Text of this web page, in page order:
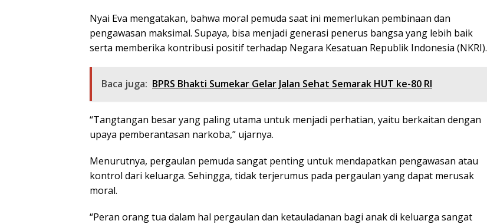
Nyai Eva mengatakan, bahwa moral pemuda saat ini memerlukan pembinaan dan
pengawasan maksimal. Supaya, bisa menjadi generasi penerus bangsa yang lebih baik
serta memberika kontribusi positif terhadap Negara Kesatuan Republik Indonesia (NKRI).
Baca juga: BPRS Bhakti Sumekar Gelar Jalan Sehat Semarak HUT ke-80 RI
“Tangtangan besar yang paling utama untuk menjadi perhatian, yaitu berkaitan dengan
upaya pemberantasan narkoba,” ujarnya.
Menurutnya, pergaulan pemuda sangat penting untuk mendapatkan pengawasan atau
kontrol dari keluarga. Sehingga, tidak terjerumus pada pergaulan yang dapat merusak
moral.
“Peran orang tua dalam hal pergaulan dan ketauladanan bagi anak di keluarga sangat